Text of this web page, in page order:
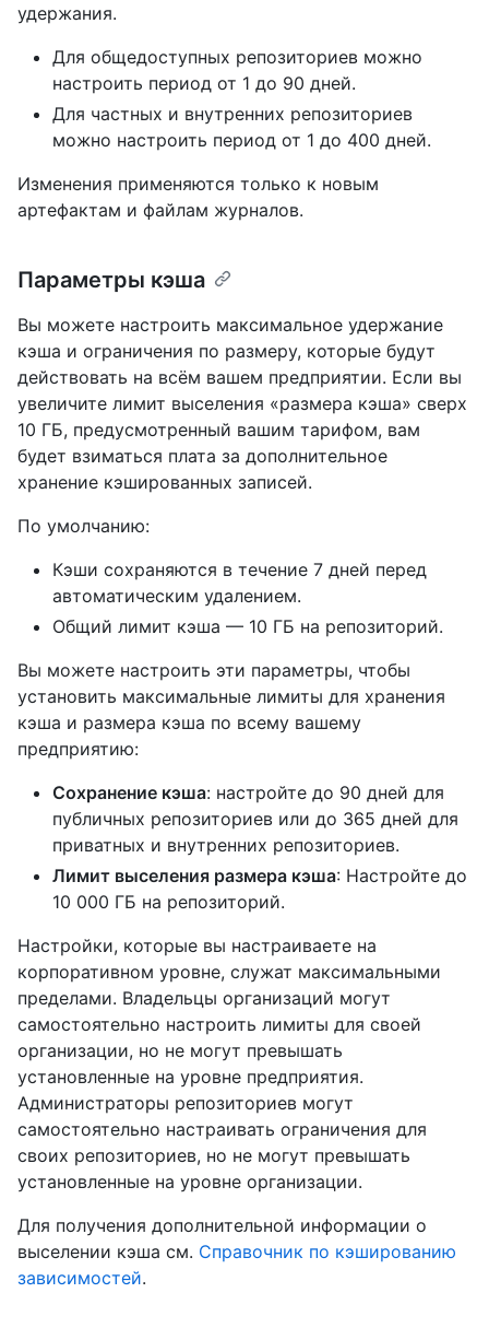
удержания.
Для общедоступных репозиториев можно
настроить период от 1 до 90 дней.
Для частных и внутренних репозиториев
можно настроить период от 1 до 400 дней.
Изменения применяются только к новым
артефактам и файлам журналов.
Параметры кэша
Вы можете настроить максимальное удержание
кэша и ограничения по размеру, которые будут
действовать на всём вашем предприятии. Если вы
увеличите лимит выселения «размера кэша» сверх
10 ГБ, предусмотренный вашим тарифом, вам
будет взиматься плата за дополнительное
хранение кэшированных записей.
По умолчанию:
Кэши сохраняются в течение 7 дней перед
автоматическим удалением.
Общий лимит кэша — 10 ГБ на репозиторий.
Вы можете настроить эти параметры, чтобы
установить максимальные лимиты для хранения
кэша и размера кэша по всему вашему
предприятию:
Сохранение кэша: настройте до 90 дней для
публичных репозиториев или до 365 дней для
приватных и внутренних репозиториев.
Лимит выселения размера кэша: Настройте до
10 000 ГБ на репозиторий.
Настройки, которые вы настраиваете на
корпоративном уровне, служат максимальными
пределами. Владельцы организаций могут
самостоятельно настроить лимиты для своей
организации, но не могут превышать
установленные на уровне предприятия.
Администраторы репозиториев могут
самостоятельно настраивать ограничения для
своих репозиториев, но не могут превышать
установленные на уровне организации.
Для получения дополнительной информации о
выселении кэша см. Справочник по кэшированию
зависимостей.